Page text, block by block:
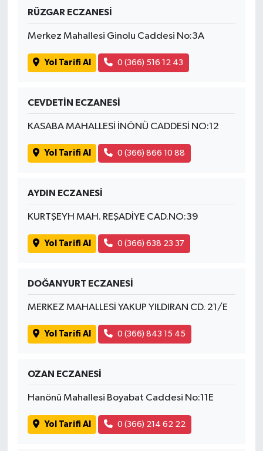
RÜZGAR ECZANESİ
Merkez Mahallesi Ginolu Caddesi No:3A
Yol Tarifi Al 0 (366) 516 12 43
CEVDETİN ECZANESİ
KASABA MAHALLESİ İNÖNÜ CADDESİ NO:12
Yol Tarifi Al 0 (366) 866 10 88
AYDIN ECZANESİ
KURTŞEYH MAH. REŞADİYE CAD.NO:39
Yol Tarifi Al 0 (366) 638 23 37
DOĞANYURT ECZANESİ
MERKEZ MAHALLESİ YAKUP YILDIRAN CD. 21/E
Yol Tarifi Al 0 (366) 843 15 45
OZAN ECZANESİ
Hanönü Mahallesi Boyabat Caddesi No:11E
Yol Tarifi Al 0 (366) 214 62 22